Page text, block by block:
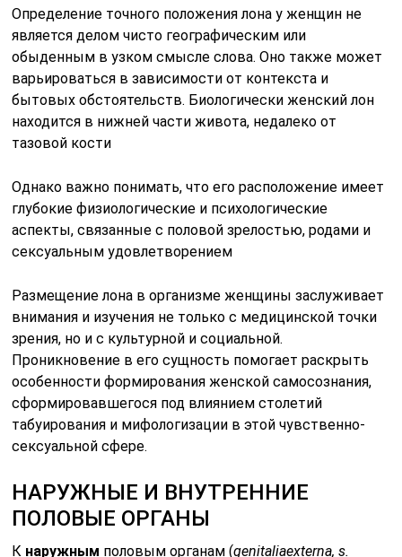
Определение точного положения лона у женщин не
является делом чисто географическим или
обыденным в узком смысле слова. Оно также может
варьироваться в зависимости от контекста и
бытовых обстоятельств. Биологически женский лон
находится в нижней части живота, недалеко от
тазовой кости
Однако важно понимать, что его расположение имеет
глубокие физиологические и психологические
аспекты, связанные с половой зрелостью, родами и
сексуальным удовлетворением
Размещение лона в организме женщины заслуживает
внимания и изучения не только с медицинской точки
зрения, но и с культурной и социальной.
Проникновение в его сущность помогает раскрыть
особенности формирования женской самосознания,
сформировавшегося под влиянием столетий
табуирования и мифологизации в этой чувственно-
сексуальной сфере.
НАРУЖНЫЕ И ВНУТРЕННИЕ
ПОЛОВЫЕ ОРГАНЫ
К наружным половым органам (genitaliaexterna,s.